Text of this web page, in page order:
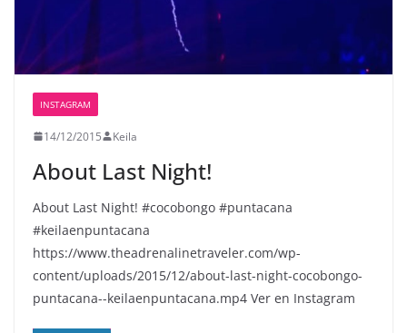
INSTAGRAM
14/12/2015 Keila
About Last Night! ️
About Last Night! #cocobongo #puntacana ️
#keilaenpuntacana
https://www.theadrenalinetraveler.com/wp-
content/uploads/2015/12/about-last-night-cocobongo-
puntacana-️-keilaenpuntacana.mp4 Ver en Instagram